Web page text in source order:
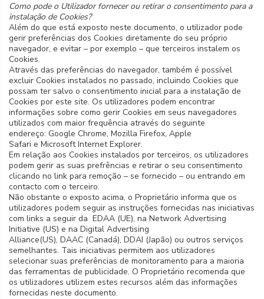
Como pode o Utilizador fornecer ou retirar o consentimento para a
instalação de Cookies?
Além do que está exposto neste documento, o utilizador pode
gerir preferências dos Cookies diretamente do seu próprio
navegador, e evitar – por exemplo – que terceiros instalem os
Cookies.
Através das preferências do navegador, também é possível
excluir Cookies instalados no passado, incluindo Cookies que
possam ter salvo o consentimento inicial para a instalação de
Cookies por este site. Os utilizadores podem encontrar
informações sobre como gerir Cookies em seus navegadores
utilizados com maior frequência através do seguinte
endereço: Google Chrome, Mozilla Firefox, Apple
Safari e Microsoft Internet Explorer.
Em relação aos Cookies instalados por terceiros, os utilizadores
podem gerir as suas prefrências e retirar o seu consentimento
clicando no link para remoção – se fornecido – ou entrando em
contacto com o terceiro.
Não obstante o exposto acima, o Proprietário informa que os
utilizadores podem seguir as instruções fornecidas nas iniciativas
com links a seguir da EDAA (UE), na Network Advertising
Initiative (US) e na Digital Advertising
Alliance(US), DAAC (Canadá), DDAI (Japão) ou outros serviços
semelhantes. Tais iniciativas permitem aos utilizadores
selecionar suas preferências de monitoramento para a maioria
das ferramentas de publicidade. O Proprietário recomenda que
os utilizadores utilizem estes recursos além das informações
fornecidas neste documento.